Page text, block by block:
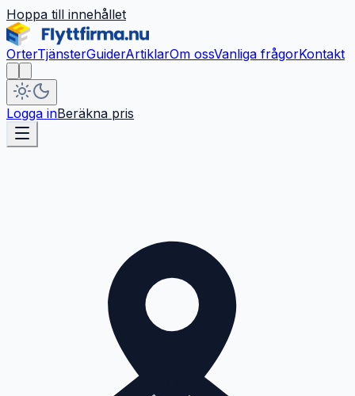
Hoppa till innehållet
OrterTjänsterGuiderArtiklarOm ossVanliga frågorKontakt
Logga inBeräkna pris